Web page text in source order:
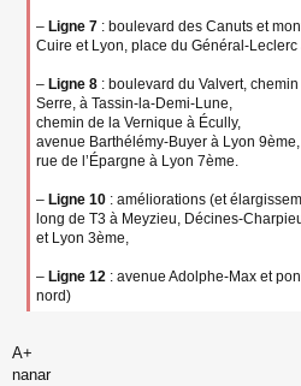
– Ligne 7 : boulevard des Canuts et
Cuire et Lyon, place du Général-Leclerc
– Ligne 8 : boulevard du Valvert,
Serre, à Tassin-la-Demi-Lune,
chemin de la Vernique à Écully,
avenue Barthélémy-Buyer à Lyon
rue de l’Épargne à Lyon 7ème.
– Ligne 10 : améliorations (et
long de T3 à Meyzieu, Décines-
et Lyon 3ème,
– Ligne 12 : avenue Adolphe-Max et
nord)
A+
nanar